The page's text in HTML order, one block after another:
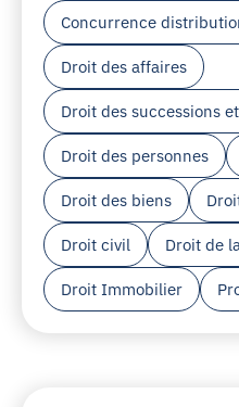
Concurrence
Droit des affaires
Droit des successions
Droit des personnes
Droit des biens
Droit civil Droit de
Droit Immobilier